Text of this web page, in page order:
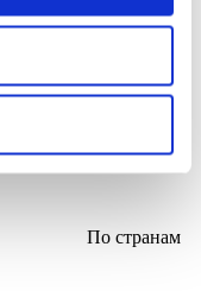
По странам